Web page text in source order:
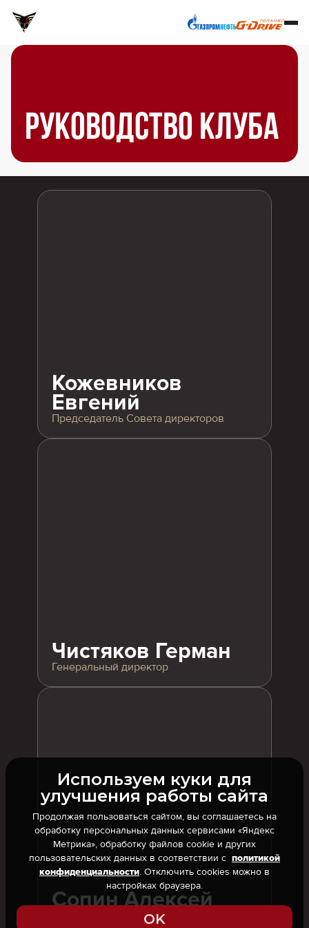
РУКОВОДСТВО КЛУБА
Кожевников
Евгений
Председатель Совета директоров
Чистяков Герман
Генеральный директор
Сопин Алексей
Генеральный менеджер
Используем куки для
улучшения работы сайта
Продолжая пользоваться сайтом, вы соглашаетесь на
обработку персональных данных сервисами «Яндекс
Метрика», обработку файлов cookie и других
пользовательских данных в соответствии с политикой
конфиденциальности. Отключить cookies можно в
настройках браузера.
OK